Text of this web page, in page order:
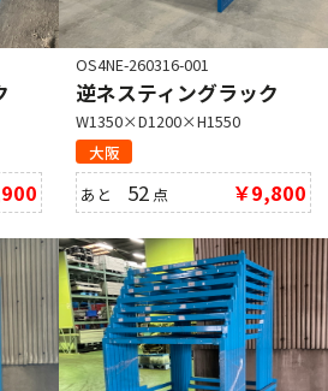
OS4NE-260316-001
逆ネスティングラック
W1350×D1200×H1550
大阪
あと 52 点 ￥9,800